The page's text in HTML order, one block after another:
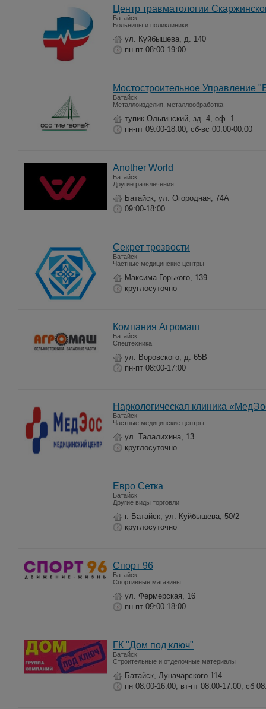
Центр травмaтологии
Батайск
Больницы и поликлиники
ул. Куйбышева, д. 140
пн-пт 08:00-19:00
Мостостроительное Управление
Батайск
Металлоизделия, металлообработка
тупик Ольrинский, зд. 4, оф. 1
пн-пт 09:00-18:00; сб-вс 00:00-00:00
Another World
Батайск
Другие развлечения
Батайск, ул. Огородная, 74А
09:00-18:00
Секрет трезвости
Батайск
Частные медицинские центры
Максима Горького, 139
круглосуточно
Компания Агромаш
Батайск
Спецтехника
ул. Воровского, д. 65В
пн-пт 08:00-17:00
Наркологическая клиника
Батайск
Частные медицинские центры
ул. Талалихина, 13
круглосуточно
Евро Сетка
Батайск
Другие виды торговли
г. Батайск, ​ул. Куйбышева, 50/2
круглосуточно
Спорт 96
Батайск
Спортивные магазины
ул. Фермерская, 16
пн-пт 09:00-18:00
ГК "Дом под ключ"
Батайск
Строительные и отделочные материалы
Батайск, Луначарского 114
пн 08:00-16:00; вт-пт 08:00-17:00; сб